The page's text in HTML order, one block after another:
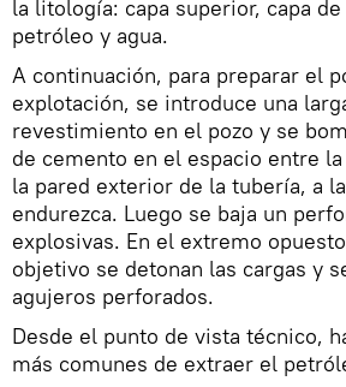
la litología: capa superior, capa
petróleo y agua.
A continuación, para preparar el
explotación, se introduce una
revestimiento en el pozo y se
de cemento en el espacio entre
la pared exterior de la tubería, a
endurezca. Luego se baja un
explosivas. En el extremo
objetivo se detonan las cargas y
agujeros perforados.
Desde el punto de vista técnico,
más comunes de extraer el